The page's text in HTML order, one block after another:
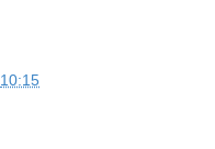
10:15